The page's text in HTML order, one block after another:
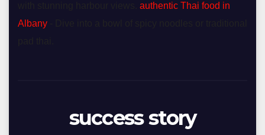
authentic Thai food in
Albany
success story